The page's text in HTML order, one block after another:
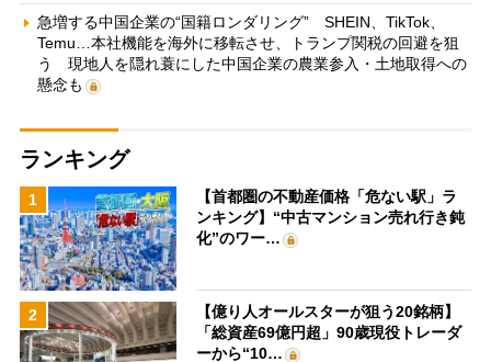
急増する中国企業の“国籍ロンダリング” SHEIN、TikTok、
Temu…本社機能を海外に移転させ、トランプ関税の回避を狙
う 現地人を隠れ蓑にした中国企業の農業参入・土地取得への
懸念も
ランキング
1
【首都圏の不動産価格「危ない駅」ラ
ンキング】“中古マンション売れ行き鈍
化”のワー…
2
【億り人オールスターが狙う20銘柄】
「総資産69億円超」90歳現役トレーダ
ーから“10…